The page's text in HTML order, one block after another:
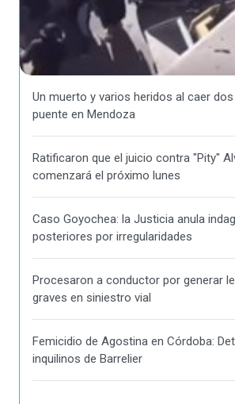
Un muerto y varios heridos al caer
puente en Mendoza
Ratificaron que el juicio contra "Pity"
comenzará el próximo lunes
Caso Goyochea: la Justicia anula
posteriores por irregularidades
Procesaron a conductor por generar
graves en siniestro vial
Femicidio de Agostina en Córdoba:
inquilinos de Barrelier